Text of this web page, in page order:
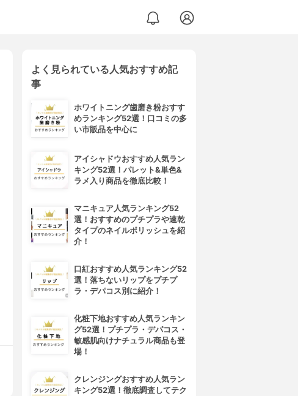
よく見られている人気おすすめ記
事
ホワイトニング歯磨き粉おすす
めランキング52選！口コミの多
い市販品を中心に
アイシャドウおすすめ人気ラン
キング52選！パレット&単色&
ラメ入り商品を徹底比較！
マニキュア人気ランキング52
選！おすすめのプチプラや速乾
タイプのネイルポリッシュを紹
介！
口紅おすすめ人気ランキング52
選！落ちないリップをプチプ
ラ・デパコス別に紹介！
化粧下地おすすめ人気ランキン
グ52選！プチプラ・デパコス・
敏感肌向けナチュラル商品も登
場！
クレンジングおすすめ人気ラン
キング52選！徹底調査してテク